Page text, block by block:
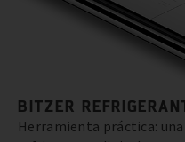
BITZER
Herramienta práctica: